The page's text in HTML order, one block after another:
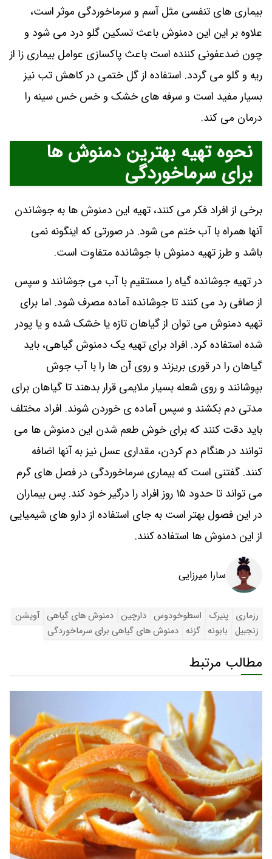
بیماری‌ های تنفسی مثل آسم و سرماخوردگی موثر است،
علاوه بر این این دمنوش باعث تسکین گلو درد می شود و
چون ضدعفونی کننده است باعث پاکسازی عوامل بیماری زا از
ریه و گلو می گردد. استفاده از گل ختمی در کاهش تب نیز
بسیار مفید است و سرفه های خشک و خس خس سینه را
درمان می کند.
نحوه تهیه بهترین دمنوش ها
برای سرماخوردگی
برخی از افراد فکر می کنند، تهیه این دمنوش ها به جوشاندن
آنها همراه با آب ختم می شود. در صورتی که اینگونه نمی
باشد و طرز تهیه دمنوش با جوشانده متفاوت است.
در تهیه جوشانده گیاه را مستقیم با آب می جوشانند و سپس
از صافی رد می کنند تا جوشانده آماده مصرف شود. اما برای
تهیه دمنوش می توان از گیاهان تازه یا خشک شده و یا پودر
شده استفاده کرد. افراد برای تهیه یک دمنوش گیاهی، باید
گیاهان را در قوری بریزند و روی آن ها را با آب جوش
بپوشانند و روی شعله بسیار ملایمی قرار بدهند تا گیاهان برای
مدتی دم بکشند و سپس آماده ی خوردن شوند. افراد مختلف
باید دقت کنند که برای خوش طعم شدن این دمنوش ها می
توانند در هنگام دم کردن، مقداری عسل نیز به آنها اضافه
کنند. گفتنی است که بیماری سرماخوردگی در فصل های گرم
می تواند تا حدود ۱۵ روز افراد را درگیر خود کند. پس بیماران
در این فصول بهتر است به جای استفاده از دارو های شیمیایی
از این دمنوش ها استفاده کنند.
سارا میرزایی
رزماری پنیرک اسطوخودوس دارچین دمنوش های گیاهی آویشن
زنجبیل بابونه گزنه دمنوش های گیاهی برای سرماخوردگی
مطالب مرتبط